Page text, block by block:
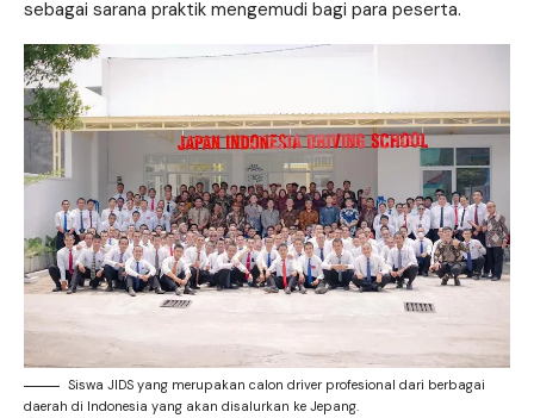
sebagai sarana praktik mengemudi bagi para peserta.
Siswa JIDS yang merupakan calon driver profesional dari berbagai
daerah di Indonesia yang akan disalurkan ke Jepang.